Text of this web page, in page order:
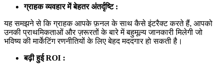
ग्राहक व्यवहार में बेहतर अंतर्दृष्टि :
यह समझने से कि ग्राहक आपके फ़नल के साथ कैसे इंटरैक्ट करते हैं, आपको
उनकी प्राथमिकताओं और ज़रूरतों के बारे में बहुमूल्य जानकारी मिलेगी जो
भविष्य की मार्केटिंग रणनीतियों के लिए बेहद मददगार हो सकती है।
बढ़ी हुई ROI :